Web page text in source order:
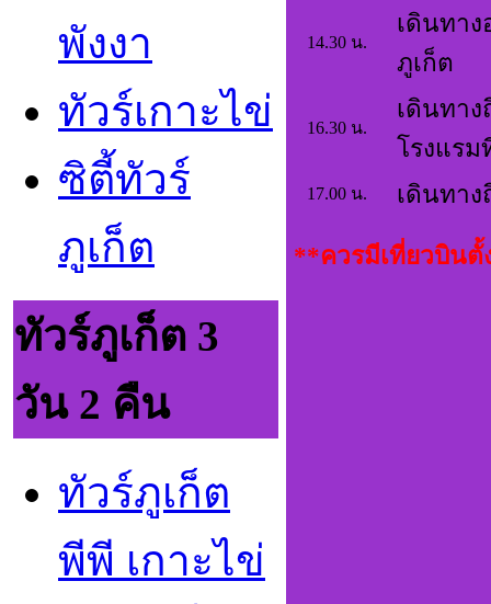
พังงา
ทัวร์เกาะไข
ซิตี้ทัวร์
ภูเก็ต
ทัวร์ภูเก็ต 3
วัน 2 คืน
ทัวร์ภูเก็ต
พีพี เกาะไข่
14.30 น.
เดินทาง
ภูเก็ต
16.30 น.
เดินทาง
โรงแร
17.00 น. เดินทา
**ควรมีเที่ยวบินตั้